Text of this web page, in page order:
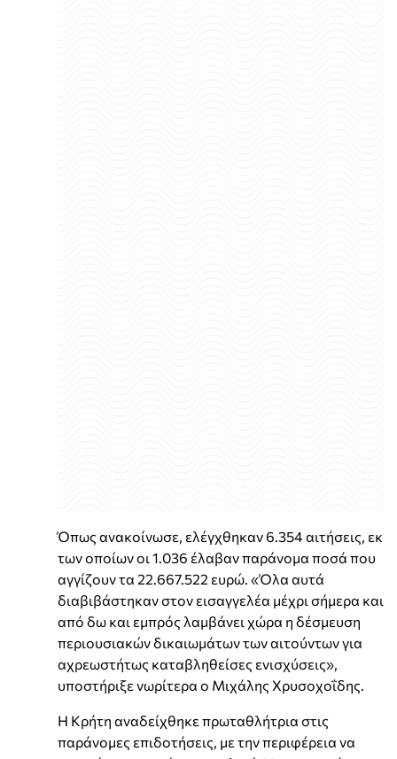
Όπως ανακοίνωσε, ελέγχθηκαν 6.354 αιτήσεις, εκ
των οποίων οι 1.036 έλαβαν παράνομα ποσά που
αγγίζουν τα 22.667.522 ευρώ. «Όλα αυτά
διαβιβάστηκαν στον εισαγγελέα μέχρι σήμερα και
από δω και εμπρός λαμβάνει χώρα η δέσμευση
περιουσιακών δικαιωμάτων των αιτούντων για
αχρεωστήτως καταβληθείσες ενισχύσεις»,
υποστήριξε νωρίτερα ο Μιχάλης Χρυσοχοΐδης.
Η Κρήτη αναδείχθηκε πρωταθλήτρια στις
παράνομες επιδοτήσεις, με την περιφέρεια να